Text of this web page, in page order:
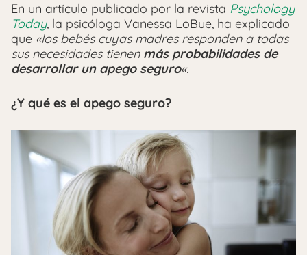
En un artículo publicado por la revista Psychology
Today, la psicóloga Vanessa LoBue, ha explicado
que «los bebés cuyas madres responden a todas
sus necesidades tienen más probabilidades de
desarrollar un apego seguro«.
¿Y qué es el apego seguro?